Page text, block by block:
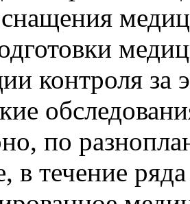
контроля за
по
в течение